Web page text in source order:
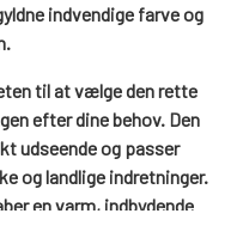
indvendige farve og
til at vælge den rette
efter dine behov. Den
udseende og passer
og landlige indretninger.
en varm, indbydende